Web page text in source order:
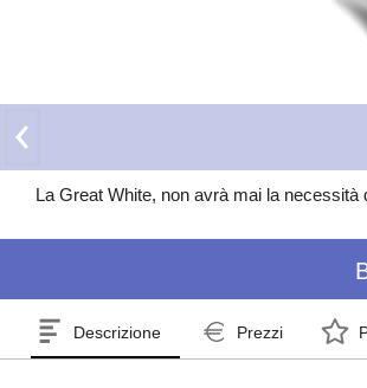
La Great White, non avrà mai la
Descrizione Prezzi